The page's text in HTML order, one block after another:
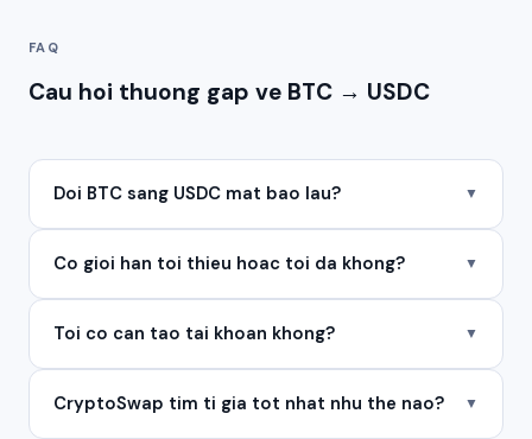
FAQ
Cau hoi thuong gap ve BTC → USDC
Doi BTC sang USDC mat bao lau? ▼
Co gioi han toi thieu hoac toi da khong? ▼
Toi co can tao tai khoan khong? ▼
CryptoSwap tim ti gia tot nhat nhu the nao? ▼